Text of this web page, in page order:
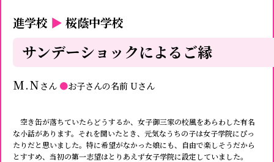
進学校 ▶桜蔭中学校
サンデーショックによるご縁
M.N さん ●お子さんの名前Uさん
空き缶が落ちていたらどうするか、女子御三家の校風をあらわした有名
な小話があります。それを聞いたとき、元気なうちの子は女子学院にぴっ
たりだと思いました。特に希望がなかった娘にも、自由で楽しそうだから
とすすめ、当初の第一志望はとりあえず女子学院に設定していました。